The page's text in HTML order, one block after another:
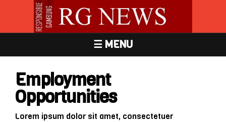
☰ MENU
Employment
Opportunities
Lorem ipsum dolor sit amet, consectetuer